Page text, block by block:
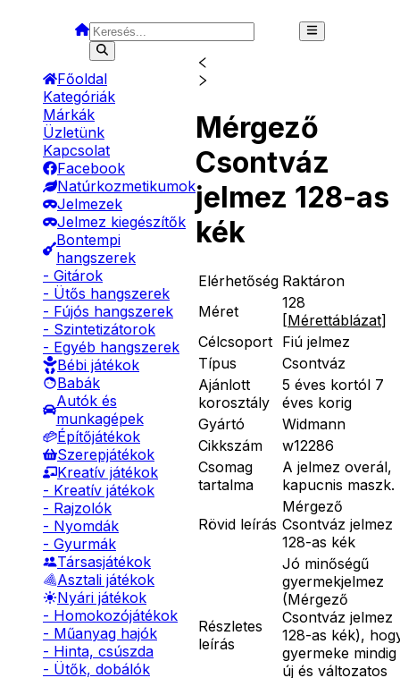
Főoldal
Kategóriák
Márkák
Üzletünk
Kapcsolat
Facebook
Natúrkozmetikumok
Jelmezek
Jelmez kiegészítők
Bontempi
hangszerek
- Gitárok
- Ütős hangszerek
- Fújós hangszerek
- Szintetizátorok
- Egyéb hangszerek
Bébi játékok
Babák
Autók és
munkagépek
Építőjátékok
Szerepjátékok
Kreatív játékok
- Kreatív játékok
- Rajzolók
- Nyomdák
- Gyurmák
Társasjátékok
Asztali játékok
Nyári játékok
- Homokozójátékok
- Műanyag hajók
- Hinta, csúszda
- Ütők, dobálók
Mérgező
Csontváz
jelmez 128-as
kék
Elérhetőség Raktáron
Méret
128
[Mérettáblázat]
Célcsoport Fiú jelmez
Típus
Csontváz
Ajánlott
korosztály
5 éves kortól 7
éves korig
Gyártó
Widmann
Cikkszám
w12286
Csomag
tartalma
A jelmez overál,
kapucnis maszk.
Rövid leírás
Mérgező
Csontváz jelmez
128-as kék
Részletes
leírás
Jó minőségű
gyermekjelmez
(Mérgező
Csontváz jelmez
128-as kék),
gyermeke mindig
új és változatos